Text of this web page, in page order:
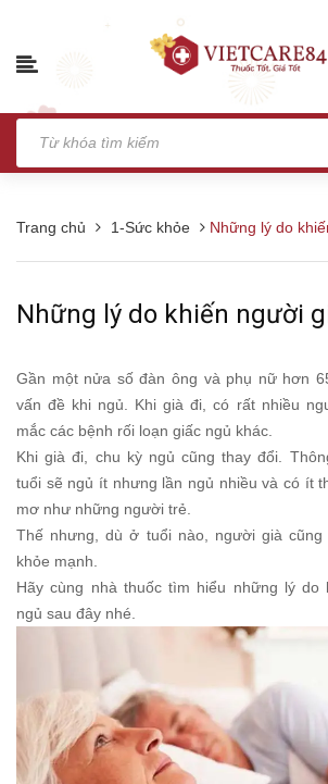
Trang chủ 1-Sức khỏe Những lý do
Những lý do khiến người
Gần một nửa số đàn ông và phụ nữ hơn
vấn đề khi ngủ. Khi già đi, có rất nhiều
mắc các bệnh rối loạn giấc ngủ khác.
Khi già đi, chu kỳ ngủ cũng thay đổi.
tuổi sẽ ngủ ít nhưng lần ngủ nhiều và có ít
mơ như những người trẻ.
Thế nhưng, dù ở tuổi nào, người già
khỏe mạnh.
Hãy cùng nhà thuốc tìm hiểu những lý do
ngủ sau đây nhé.